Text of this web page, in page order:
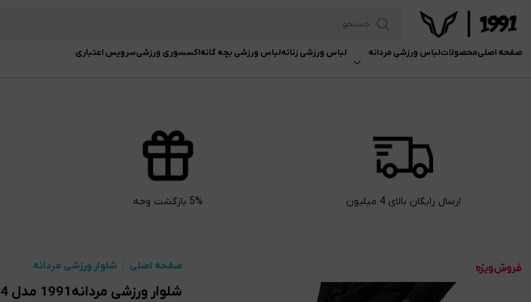
صفحه اصلیمحصولاتلباس ورزشی مردانه لباس ورزشی زنانهلباس ورزشی بچه گانهاکسسوری ورزشیسرویس اعتباری
ارسال رایگان بالای 4 میلیون 5% بازگشت وجه
صفحه اصلی شلوار ورزشی مردانه
شلوار ورزشی مردانه1991 مدل SH1944